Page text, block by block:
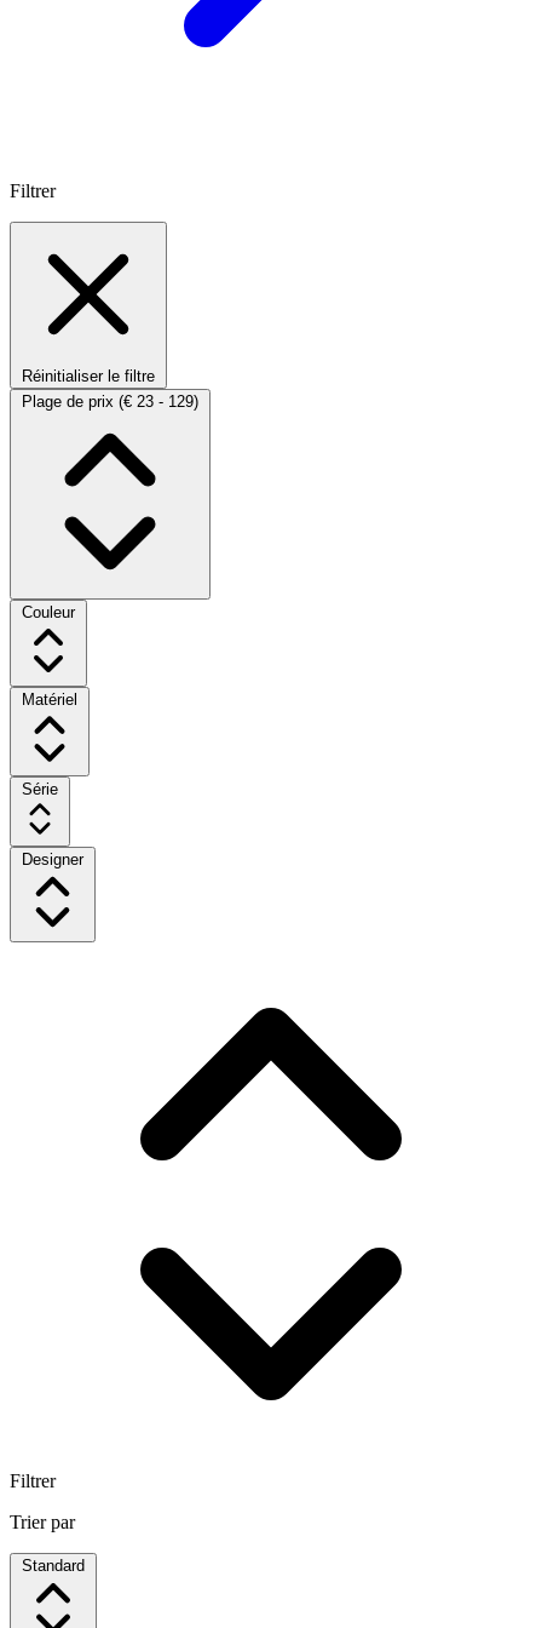
Filtrer
Réinitialiser le filtre
Plage de prix (€ 23 - 129)
Couleur
Matériel
Série
Designer
Filtrer
Trier par
Standard